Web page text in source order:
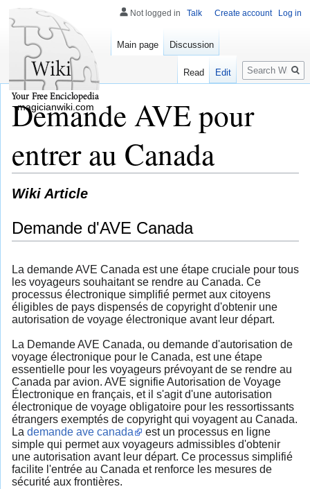
Demande AVE pour
entrer au Canada
Wiki Article
Demande d'AVE Canada
La demande AVE Canada est une étape cruciale pour tous
les voyageurs souhaitant se rendre au Canada. Ce
processus électronique simplifié permet aux citoyens
éligibles de pays dispensés de copyright d'obtenir une
autorisation de voyage électronique avant leur départ.
La Demande AVE Canada, ou demande d'autorisation de
voyage électronique pour le Canada, est une étape
essentielle pour les voyageurs prévoyant de se rendre au
Canada par avion. AVE signifie Autorisation de Voyage
Électronique en français, et il s'agit d'une autorisation
électronique de voyage obligatoire pour les ressortissants
étrangers exemptés de copyright qui voyagent au Canada.
La demande ave canada
est un processus en ligne
simple qui permet aux voyageurs admissibles d'obtenir
une autorisation avant leur départ. Ce processus simplifié
facilite l'entrée au Canada et renforce les mesures de
sécurité aux frontières.
Not logged in Talk Create account Log in
Main page Discussion
Read Edit
Search
magicianwiki.com